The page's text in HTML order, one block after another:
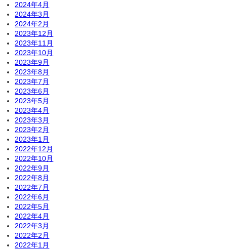
2024年4月
2024年3月
2024年2月
2023年12月
2023年11月
2023年10月
2023年9月
2023年8月
2023年7月
2023年6月
2023年5月
2023年4月
2023年3月
2023年2月
2023年1月
2022年12月
2022年10月
2022年9月
2022年8月
2022年7月
2022年6月
2022年5月
2022年4月
2022年3月
2022年2月
2022年1月